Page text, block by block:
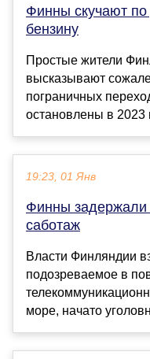
Финны скучают
бензину
Простые жители
высказывают
пограничных
остановлены в 2023
19:23, 01 Янв
Финны задержали
саботаж
Власти Финляндии
подозреваемое в
море, начато